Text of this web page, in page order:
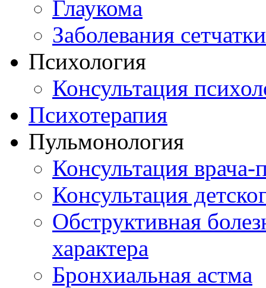
Глаукома
Заболевания сетчатки
Психология
Консультация
Психотерапия
Пульмонология
Консультация врача-
Консультация
Обструктивная
характера
Бронхиальная астма